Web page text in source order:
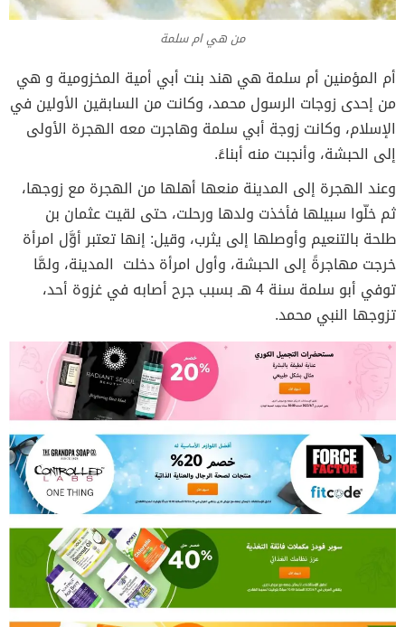
من هي ام سلمة
أم المؤمنين أم سلمة هي هند بنت أبي أمية المخزومية و هي
من إحدى زوجات الرسول محمد، وكانت من السابقين الأولين في
الإسلام، وكانت زوجة أبي سلمة وهاجرت معه الهجرة الأولى
إلى الحبشة، وأنجبت منه أبناءً.
وعند الهجرة إلى المدينة منعها أهلها من الهجرة مع زوجها،
ثم خلّوا سبيلها فأخذت ولدها ورحلت، حتى لقيت عثمان بن
طلحة بالتنعيم وأوصلها إلى يثرب، وقيل: إنها تعتبر أوَّل امرأة
خرجت مهاجرةً إلى الحبشة، وأول امرأة دخلت المدينة، ولمَّا
توفي أبو سلمة سنة 4 هـ بسبب جرح أصابه في غزوة أحد،
تزوجها النبي محمد.